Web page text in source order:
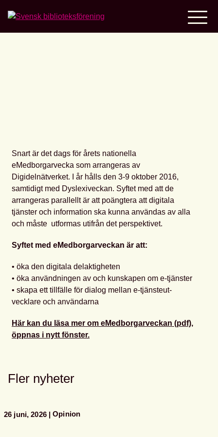
Snart är det dags för årets nationella
eMedborgarvecka som arrangeras av
Digidelnätverket. I år hålls den 3-9 oktober 2016,
samtidigt med Dyslexiveckan. Syftet med att de
arrangeras parallellt är att poängtera att digitala
tjänster och information ska kunna användas av alla
och måste utformas utifrån det perspektivet.
Syftet med eMedborgarveckan är att:
• öka den digitala delaktigheten
• öka användningen av och kunskapen om e-tjänster
• skapa ett tillfälle för dialog mellan e-tjänsteut-
vecklare och användarna
Här kan du läsa mer om eMedborgarveckan (pdf),
öppnas i nytt fönster.
Fler nyheter
26 juni, 2026 Opinion